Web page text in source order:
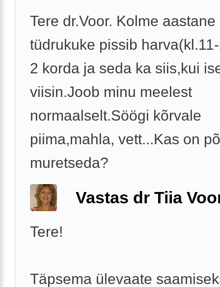
Tere dr.Voor. Kolme aastane
tüdrukuke pissib
2 korda ja seda ka siis,kui
viisin.Joob minu meelest
normaalselt.Söögi kõrvale
piima,mahla, vett...Kas on
muretseda?
Vastas dr Tiia
Tere!
Täpsema ülevaate